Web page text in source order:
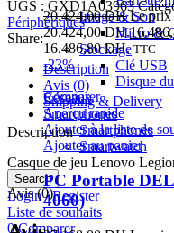
Image & Son
Micro &
Stockage
Clé USB
Disque
Réseaux
Smartphones
Smartphones
Smartwatch
Search
Login / Register
Liste de souhaits
0 Comparer
20.424,00DH Le prix
20.424,00 DH.
16.486,80 DH. TTC
-23%
Comparer
Aperçu rapide
Ajouter à la liste de
Ajouter au panier
PC Portable
4060)
UGS : GXD1A03963
Périphériques
Share:
Description
Avis (0)
Shipping & Delivery
Description
Casque de jeu Lenovo
Avis (0)